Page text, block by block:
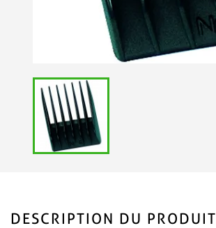
DESCRIPTION DU PRODUIT